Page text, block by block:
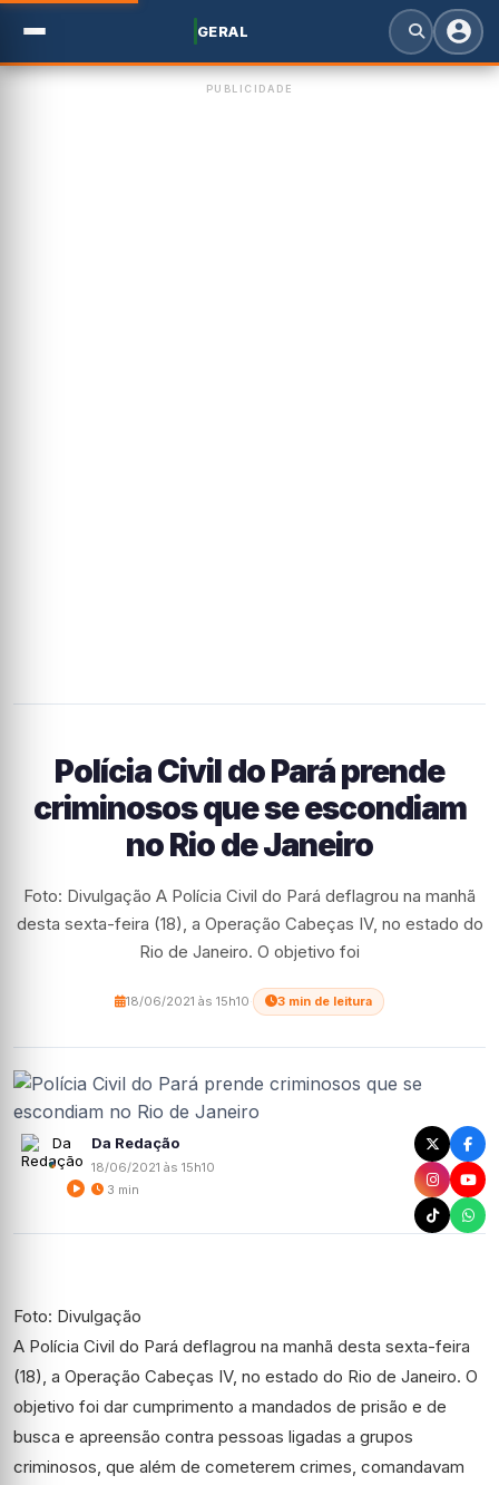
GERAL
PUBLICIDADE
Polícia Civil do Pará prende
criminosos que se escondiam
no Rio de Janeiro
Foto: Divulgação A Polícia Civil do Pará deflagrou na manhã
desta sexta-feira (18), a Operação Cabeças IV, no estado do
Rio de Janeiro. O objetivo foi
18/06/2021 às 15h10 3 min de leitura
Da Redação
18/06/2021 às 15h10
3 min
Foto: Divulgação
A Polícia Civil do Pará deflagrou na manhã desta sexta-feira
(18), a Operação Cabeças IV, no estado do Rio de Janeiro. O
objetivo foi dar cumprimento a mandados de prisão e de
busca e apreensão contra pessoas ligadas a grupos
criminosos, que além de cometerem crimes, comandavam